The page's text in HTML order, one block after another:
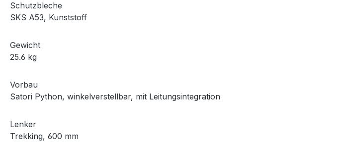
Schutzbleche
SKS A53, Kunststoff
Gewicht
25.6 kg
Vorbau
Satori Python, winkelverstellbar, mit Leitungsintegration
Lenker
Trekking, 600 mm